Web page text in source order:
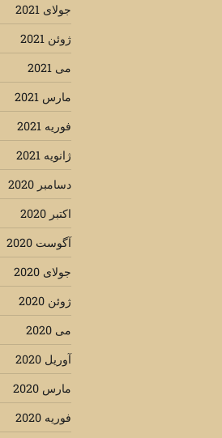
جولای 2021
ژوئن 2021
می 2021
مارس 2021
فوریه 2021
ژانویه 2021
دسامبر 2020
اکتبر 2020
آگوست 2020
جولای 2020
ژوئن 2020
می 2020
آوریل 2020
مارس 2020
فوریه 2020